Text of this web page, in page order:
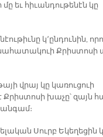
եւ հի­ւան­դու­թե­նէն կը
կ՚ըն­դու­նին,
նա­հա­տա­կուի
վրայ կը կա­ռու­ցուի
Քրիս­տո­սի խա­չը՝ զայն
Սուրբ Ե­կե­ղե­ցին